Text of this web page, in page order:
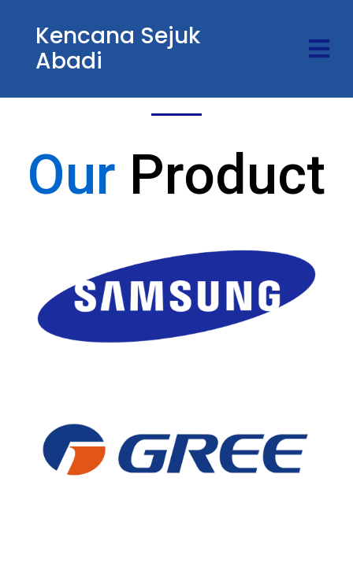
Kencana Sejuk
Abadi
Our Product